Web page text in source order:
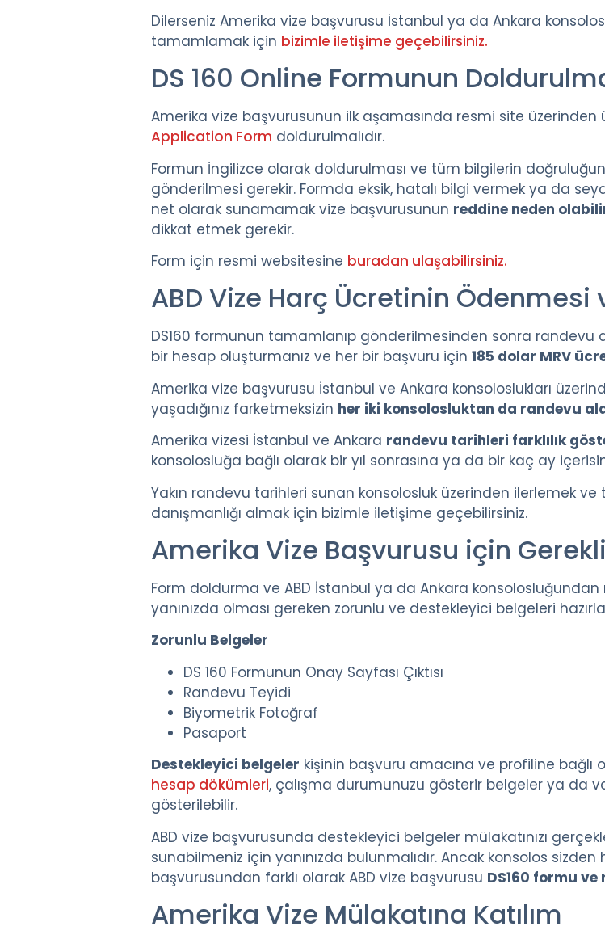
Dilerseniz Amerika vize başvurusu İstanbul ya da Ankara
tamamlamak için bizimle iletişime geçebilirsiniz.
DS 160 Online Formunun
Amerika vize başvurusunun ilk aşamasında resmi site üzerinden
Application Form doldurulmalıdır.
Formun İngilizce olarak doldurulması ve tüm bilgilerin
gönderilmesi gerekir. Formda eksik, hatalı bilgi vermek ya da
net olarak sunamamak vize başvurusunun reddine neden
dikkat etmek gerekir.
Form için resmi websitesine buradan ulaşabilirsiniz.
ABD Vize Harç Ücretinin Ödenmesi
DS160 formunun tamamlanıp gönderilmesinden sonra randevu
bir hesap oluşturmanız ve her bir başvuru için 185 dolar MRV
Amerika vize başvurusu İstanbul ve Ankara konsoloslukları
yaşadığınız farketmeksizin her iki konsolosluktan da randevu
Amerika vizesi İstanbul ve Ankara randevu tarihleri farklılık
konsolosluğa bağlı olarak bir yıl sonrasına ya da bir kaç ay
Yakın randevu tarihleri sunan konsolosluk üzerinden ilerlemek
danışmanlığı almak için bizimle iletişime geçebilirsiniz.
Amerika Vize Başvurusu için
Form doldurma ve ABD İstanbul ya da Ankara
yanınızda olması gereken zorunlu ve destekleyici belgeleri
Zorunlu Belgeler
DS 160 Formunun Onay Sayfası Çıktısı
Randevu Teyidi
Biyometrik Fotoğraf
Pasaport
Destekleyici belgeler kişinin başvuru amacına ve profiline bağlı
hesap dökümleri, çalışma durumunuzu gösterir belgeler ya da
gösterilebilir.
ABD vize başvurusunda destekleyici belgeler mülakatınızı
sunabilmeniz için yanınızda bulunmalıdır. Ancak konsolos
başvurusundan farklı olarak ABD vize başvurusu DS160 formu
Amerika Vize Mülakatına Katılım